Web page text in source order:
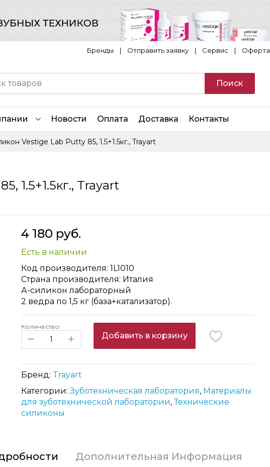
Бренды | Отправить заявку| Сервис | Оферта
Поиск
Новости Оплата Доставка Контакты
Vestige Lab Putty 85, 1.5+1.5кг., Trayart
1.5+1.5кг., Trayart
4 180 руб.
Есть в наличии
Код производителя: 1L1010
Страна производителя: Италия
А-силикон лабораторный
2 ведра по 1,5 кг (база+катализатор).
Количество:
Добавить в корзину
Бренд: Trayart
Категории:Зуботехническая лаборатория, Материалы
для зуботехнической лаборатории,Технические
силиконы
Дополнительная Информация